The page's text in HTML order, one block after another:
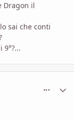
Dragon il
sai che conti